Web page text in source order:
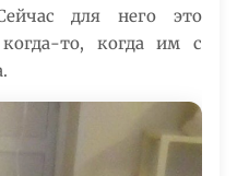
для него это
то, когда им с